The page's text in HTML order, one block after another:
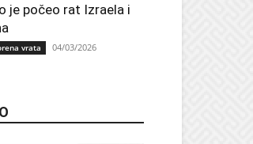
je počeo rat Izraela i
vrata 04/03/2026